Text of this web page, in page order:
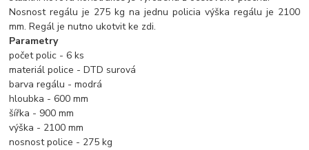
Nosnost regálu je 275 kg na jednu policia výška regálu je 2100
mm. Regál je nutno ukotvit ke zdi.
Parametry
počet polic - 6 ks
materiál police - DTD surová
barva regálu - modrá
hloubka - 600 mm
šířka - 900 mm
výška - 2100 mm
nosnost police - 275 kg